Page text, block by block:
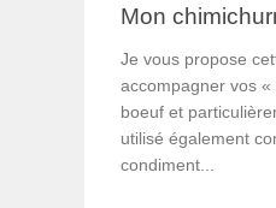
Mon
Je vous propose
accompagner vos
boeuf et
utilisé également
condiment...